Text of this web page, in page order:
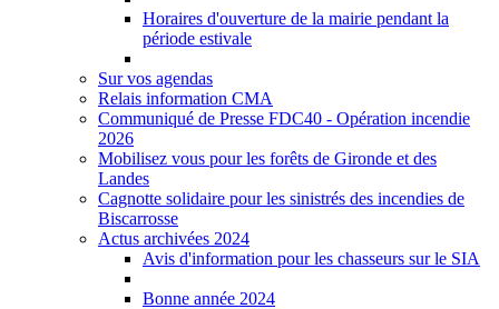
Horaires d'ouverture de la mairie pendant la
période estivale
Sur vos agendas
Relais information CMA
Communiqué de Presse FDC40 - Opération incendie
2026
Mobilisez vous pour les forêts de Gironde et des
Landes
Cagnotte solidaire pour les sinistrés des incendies de
Biscarrosse
Actus archivées 2024
Avis d'information pour les chasseurs sur le SIA
Bonne année 2024